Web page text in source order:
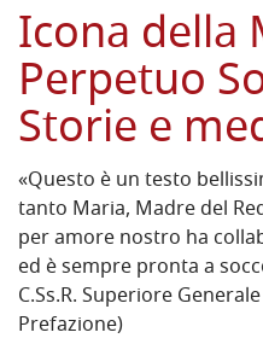
Icona della
Perpetuo
Storie e
«Questo è un testo
tanto Maria, Madre del
per amore nostro ha
ed è sempre pronta a
C.Ss.R. Superiore
Prefazione)